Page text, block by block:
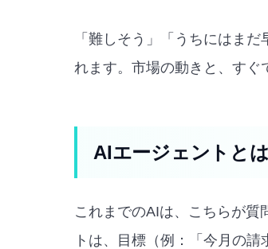
「難しそう」「うちにはま
れます。市場の動きと、すぐ
AIエージェントと
これまでのAIは、こちらが質
トは、目標（例：「今月の